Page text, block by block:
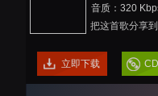
音质：320
把这首歌分享
立即下载